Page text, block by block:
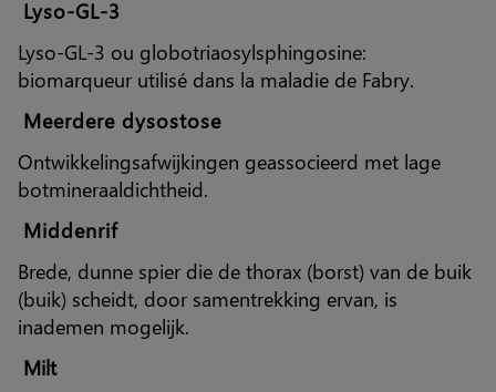
Lyso-GL-3
Lyso-GL-3 ou globotriaosylsphingosine:
biomarqueur utilisé dans la maladie de Fabry.
Meerdere dysostose
Ontwikkelingsafwijkingen geassocieerd met lage
botmineraaldichtheid.
Middenrif
Brede, dunne spier die de thorax (borst) van de buik
(buik) scheidt, door samentrekking ervan, is
inademen mogelijk.
Milt